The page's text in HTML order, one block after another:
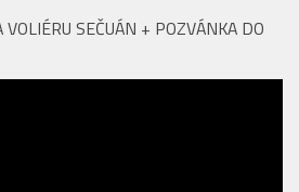
SEČUÁN + POZVÁNKA DO